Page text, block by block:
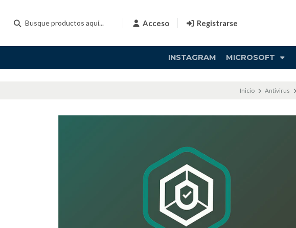
Acceso Registrarse
INSTAGRAM MICROSOFT
Inicio Antivirus